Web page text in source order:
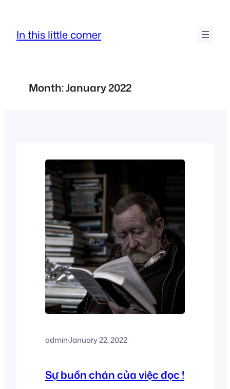
content
In this little corner
Month:January 2022
admin·January 22, 2022
Sự buồn chán của việc đọc !